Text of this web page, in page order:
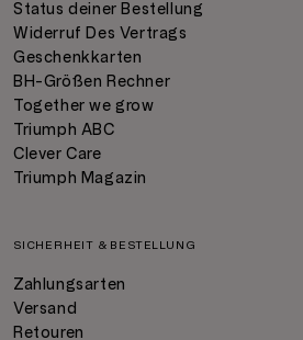
Status deiner Bestellung
Widerruf Des Vertrags
Geschenkkarten
BH-Größen Rechner
Together we grow
Triumph ABC
Clever Care
Triumph Magazin
SICHERHEIT & BESTELLUNG
Zahlungsarten
Versand
Retouren